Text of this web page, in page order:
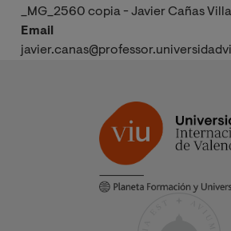
_MG_2560 copia - Javier Cañas
Email